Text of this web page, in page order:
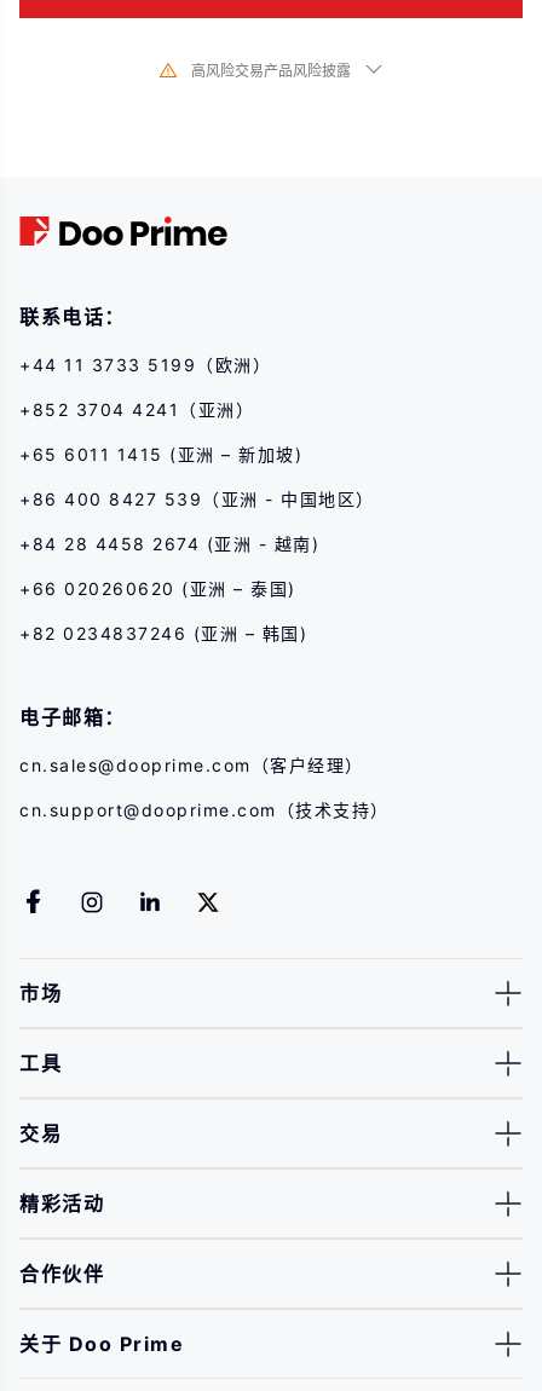
高风险交易产品风险披露
联系电话：
+44 11 3733 5199（欧洲）
+852 3704 4241（亚洲）
+65 6011 1415 (亚洲 – 新加坡)
+86 400 8427 539（亚洲 - 中国地区）
+84 28 4458 2674 (亚洲 - 越南)
+66 020260620 (亚洲 – 泰国)
+82 0234837246 (亚洲 – 韩国)
电子邮箱：
cn.sales@dooprime.com （客户经理）
cn.support@dooprime.com （技术支持）
市场
工具
交易
精彩活动
合作伙伴
关于 Doo Prime